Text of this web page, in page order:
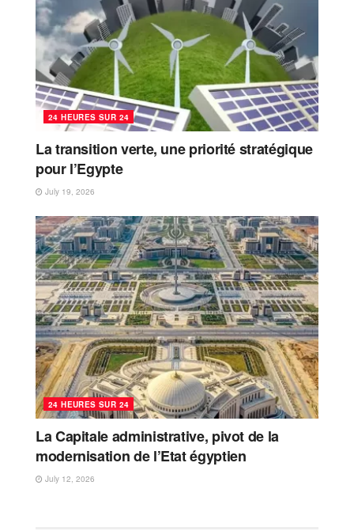
24 HEURES SUR 24
La transition verte, une priorité stratégique
pour l’Egypte
July 19, 2026
24 HEURES SUR 24
La Capitale administrative, pivot de la
modernisation de l’Etat égyptien
July 12, 2026